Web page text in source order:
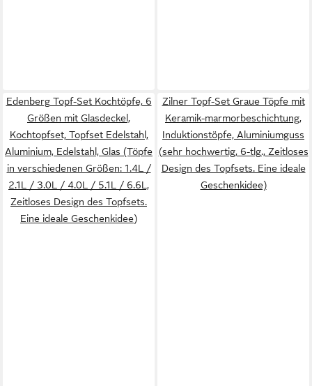
Edenberg Topf-Set Kochtöpfe, 6
Größen mit Glasdeckel,
Kochtopfset, Topfset Edelstahl,
Aluminium, Edelstahl, Glas (Töpfe
in verschiedenen Größen: 1.4L /
2.1L / 3.0L / 4.0L / 5.1L / 6.6L,
Zeitloses Design des Topfsets.
Eine ideale Geschenkidee)
Zilner Topf-Set Graue Töpfe mit
Keramik-marmorbeschichtung,
Induktionstöpfe, Aluminiumguss
(sehr hochwertig, 6-tlg., Zeitloses
Design des Topfsets. Eine ideale
Geschenkidee)